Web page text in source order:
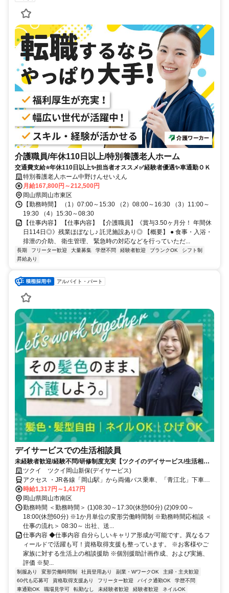
介護職員/年休110日以上/特別養護老人ホーム
交通費支給⭐️年休110日以上✨担当者オススメ✅️経験者優遇✨車通勤ＯＫ
特別養護老人ホーム中野けんせいえん
月給167,800円～212,500円
岡山県岡山市東区
【勤務時間】 （1）07:00～15:30 （2）08:00～16:30 （3）11:00～
19:30 （4）15:30～08:30
【仕事内容】 【仕事内容】 【介護職員】《賞与3.50ヶ月分！ 年間休
日114日◎》残業ほぼなし♪ 託児施設あり◎ 【概要】 ● 食事・入浴・
排泄の介助、 衛生管理、 緊急時の対応などを行っていただ...
長期 フリーター歓迎 大量募集 学歴不問 経験者歓迎 ブランクOK
シフト制
昇給あり
アルバイト・パート
デイサービスでの生活相談員
未経験者歓迎/経験不問/研修制度充実【ツクイのデイサービス/生活相談
員求人】
ツクイ ツクイ岡山新保(デイサービス)
アクセス ・JR各線「岡山駅」から両備バス乗車、「青江北」下車徒
歩約10分 ・JR瀬戸大橋線「大元駅」から徒歩約20分、車約6分
時給1,317円～1,417円
岡山県岡山市南区
勤務時間 ＜勤務時間＞ (1)08:30～17:30(休憩60分) (2)09:00～
18:00(休憩60分) ※1か月単位の変形労働時間制 ※勤務時間応相談 ＜
仕事の流れ＞ 08:30～ 出社、送...
仕事内容 ◆仕事内容 自分らしいキャリア形成が可能です。異なるフ
ィールドで活躍も可！資格取得支援も整っています。 ※お客様やご
家族に対する生活上の相談援助 ※個別援助計画作成、および実施、
評価 ※契...
制服あり 変形労働時間制 社員登用あり 副業・WワークOK
主婦・主夫歓迎
60代も応募可
資格取得支援あり フリーター歓迎 バイク通勤OK
学歴不問
車通勤OK
職場見学可 転勤なし 未経験者歓迎 経験者歓迎
ネイルOK